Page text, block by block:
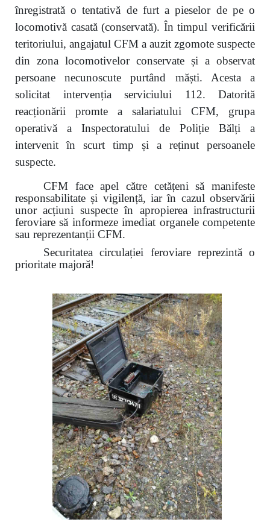
înregistrată o tentativă de furt a pieselor de pe o
locomotivă casată (conservată). În timpul verificării
teritoriului, angajatul CFM a auzit zgomote suspecte
din zona locomotivelor conservate și a observat
persoane necunoscute purtând măști. Acesta a
solicitat intervenția serviciului 112. Datorită
reacționării promte a salariatului CFM, grupa
operativă a Inspectoratului de Poliție Bălți a
intervenit în scurt timp și a reținut persoanele
suspecte.
CFM face apel către cetățeni să manifeste
responsabilitate și vigilență, iar în cazul observării
unor acțiuni suspecte în apropierea infrastructurii
feroviare să informeze imediat organele competente
sau reprezentanții CFM.
Securitatea circulației feroviare reprezintă o
prioritate majoră!